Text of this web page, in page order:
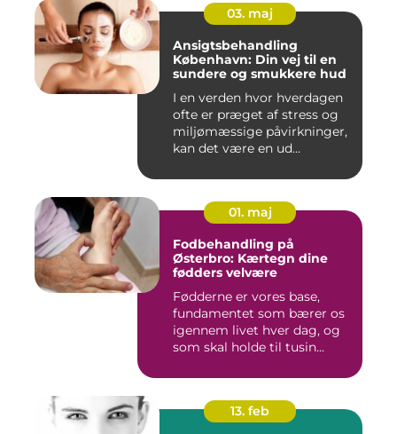
03. maj
Ansigtsbehandling
København: Din vej til en
sundere og smukkere hud
I en verden hvor hverdagen
ofte er præget af stress og
miljømæssige påvirkninger,
kan det være en ud...
01. maj
Fodbehandling på
Østerbro: Kærtegn dine
fødders velvære
Fødderne er vores base,
fundamentet som bærer os
igennem livet hver dag, og
som skal holde til tusin...
13. feb